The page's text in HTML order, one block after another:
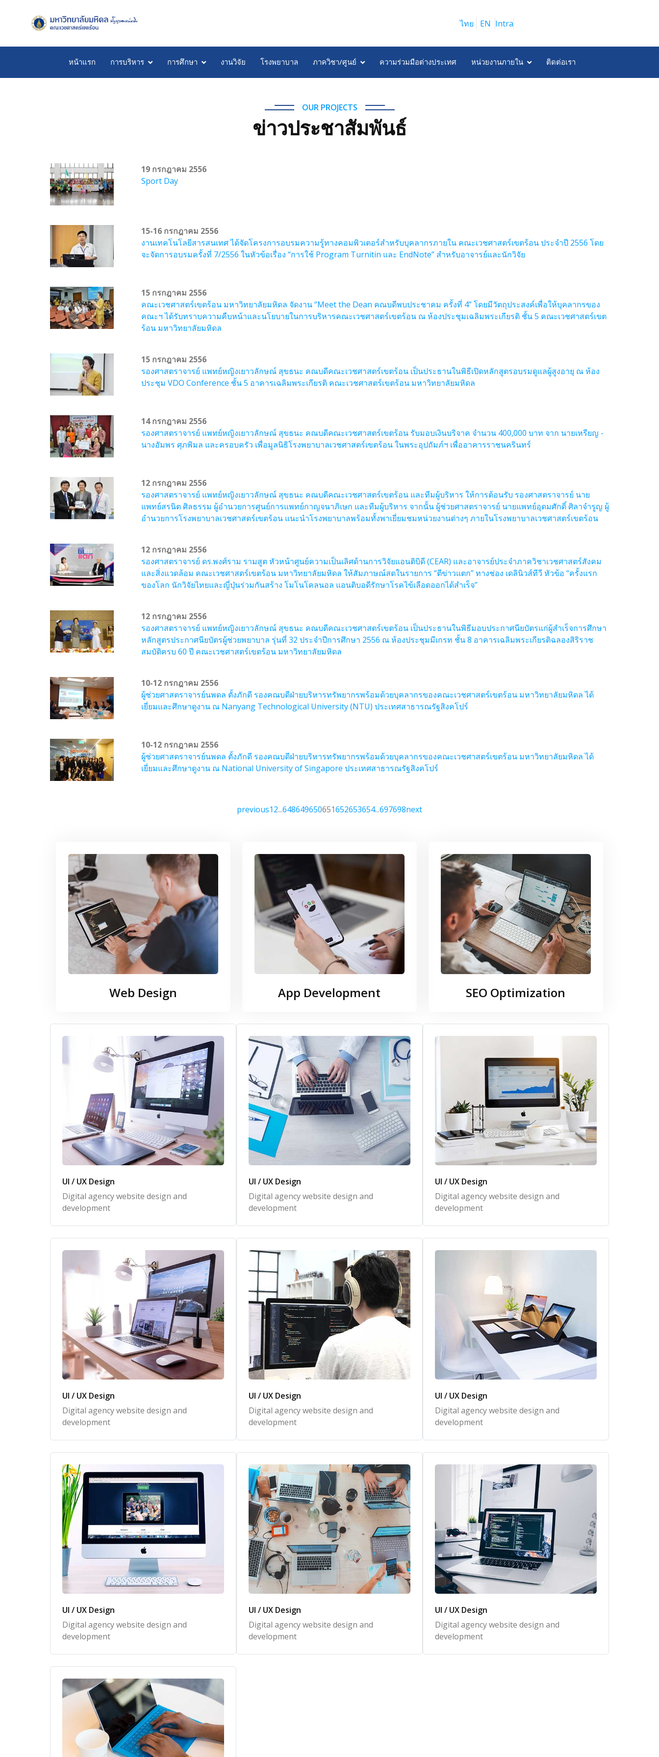
ไทย EN Intra
หน้าแรก การบริหาร การศึกษา งานวิจัย โรงพยาบาล ภาควิชา/ศูนย์ ความร่วมมือต่างประเทศ หน่วยงานภายใน ติดต่อเรา
OUR PROJECTS
ข่าวประชาสัมพันธ์
19 กรกฎาคม 2556
Sport Day
15-16 กรกฎาคม 2556
งานเทคโนโลยีสารสนเทศ ได้จัดโครงการอบรมความรู้ทางคอมพิวเตอร์สำหรับบุคลากรภายใน คณะเวชศาสตร์เขตร้อน ประจำปี 2556 โดย
จะจัดการอบรมครั้งที่ 7/2556 ในหัวข้อเรื่อง “การใช้ Program Turnitin และ EndNote” สำหรับอาจารย์และนักวิจัย
15 กรกฎาคม 2556
คณะเวชศาสตร์เขตร้อน มหาวิทยาลัยมหิดล จัดงาน “Meet the Dean คณบดีพบประชาคม ครั้งที่ 4” โดยมีวัตถุประสงค์เพื่อให้บุคลากรของ
คณะฯ ได้รับทราบความคืบหน้าและนโยบายในการบริหารคณะเวชศาสตร์เขตร้อน ณ ห้องประชุมเฉลิมพระเกียรติ ชั้น 5 คณะเวชศาสตร์เขต
ร้อน มหาวิทยาลัยมหิดล
15 กรกฎาคม 2556
รองศาสตราจารย์ แพทย์หญิงเยาวลักษณ์ สุขธนะ คณบดีคณะเวชศาสตร์เขตร้อน เป็นประธานในพิธีเปิดหลักสูตรอบรมดูแลผู้สูงอายุ ณ ห้อง
ประชุม VDO Conference ชั้น 5 อาคารเฉลิมพระเกียรติ คณะเวชศาสตร์เขตร้อน มหาวิทยาลัยมหิดล
14 กรกฎาคม 2556
รองศาสตราจารย์ แพทย์หญิงเยาวลักษณ์ สุขธนะ คณบดีคณะเวชศาสตร์เขตร้อน รับมอบเงินบริจาค จำนวน 400,000 บาท จาก นายเหรียญ -
นางอัมพร ศุภพิมล และครอบครัว เพื่อมูลนิธิโรงพยาบาลเวชศาสตร์เขตร้อน ในพระอุปถัมภ์ฯ เพื่ออาคารราชนครินทร์
12 กรกฎาคม 2556
รองศาสตราจารย์ แพทย์หญิงเยาวลักษณ์ สุขธนะ คณบดีคณะเวชศาสตร์เขตร้อน และทีมผู้บริหาร ให้การต้อนรับ รองศาสตราจารย์ นาย
แพทย์สรนิต ศิลธรรม ผู้อำนวยการศูนย์การแพทย์กาญจนาภิเษก และทีมผู้บริหาร จากนั้น ผู้ช่วยศาสตราจารย์ นายแพทย์อุดมศักดิ์ ศิลาจำรูญ ผู้
อำนวยการโรงพยาบาลเวชศาสตร์เขตร้อน แนะนำโรงพยาบาลพร้อมทั้งพาเยี่ยมชมหน่วยงานต่างๆ ภายในโรงพยาบาลเวชศาสตร์เขตร้อน
12 กรกฎาคม 2556
รองศาสตราจารย์ ดร.พงศ์ราม รามสูต หัวหน้าศูนย์ความเป็นเลิศด้านการวิจัยแอนติบิดี (CEAR) และอาจารย์ประจำภาควิชาเวชศาสตร์สังคม
และสิ่งแวดล้อม คณะเวชศาสตร์เขตร้อน มหาวิทยาลัยมหิดล ให้สัมภาษณ์สดในรายการ “ตีข่าวแตก” ทางช่อง เดลินิวส์ทีวี หัวข้อ “ครั้งแรก
ของโลก นักวิจัยไทยและญี่ปุ่นร่วมกันสร้าง โมโนโคลนอล แอนติบอดีรักษาโรคไข้เลือดออกได้สำเร็จ”
12 กรกฎาคม 2556
รองศาสตราจารย์ แพทย์หญิงเยาวลักษณ์ สุขธนะ คณบดีคณะเวชศาสตร์เขตร้อน เป็นประธานในพิธีมอบประกาศนียบัตรแก่ผู้สำเร็จการศึกษา
หลักสูตรประกาศนียบัตรผู้ช่วยพยาบาล รุ่นที่ 32 ประจำปีการศึกษา 2556 ณ ห้องประชุมมีเกรท ชั้น 8 อาคารเฉลิมพระเกียรติฉลองสิริราช
สมบัติครบ 60 ปี คณะเวชศาสตร์เขตร้อน มหาวิทยาลัยมหิดล
10-12 กรกฎาคม 2556
ผู้ช่วยศาสตราจารย์นพดล ตั้งภักดี รองคณบดีฝ่ายบริหารทรัพยากรพร้อมด้วยบุคลากรของคณะเวชศาสตร์เขตร้อน มหาวิทยาลัยมหิดล ได้
เยี่ยมและศึกษาดูงาน ณ Nanyang Technological University (NTU) ประเทศสาธารณรัฐสิงคโปร์
10-12 กรกฎาคม 2556
ผู้ช่วยศาสตราจารย์นพดล ตั้งภักดี รองคณบดีฝ่ายบริหารทรัพยากรพร้อมด้วยบุคลากรของคณะเวชศาสตร์เขตร้อน มหาวิทยาลัยมหิดล ได้
เยี่ยมและศึกษาดูงาน ณ National University of Singapore ประเทศสาธารณรัฐสิงคโปร์
previous12...648649650651652653654...697698next
Web Design App Development SEO Optimization
UI / UX Design
Digital agency website design and
development
UI / UX Design
Digital agency website design and
development
UI / UX Design
Digital agency website design and
development
UI / UX Design
Digital agency website design and
development
UI / UX Design
Digital agency website design and
development
UI / UX Design
Digital agency website design and
development
UI / UX Design
Digital agency website design and
development
UI / UX Design
Digital agency website design and
development
UI / UX Design
Digital agency website design and
development